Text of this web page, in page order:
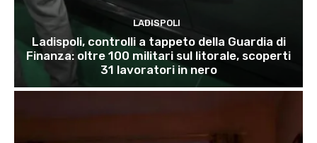
LADISPOLI
Ladispoli, controlli a tappeto della Guardia di
Finanza: oltre 100 militari sul litorale, scoperti
31 lavoratori in nero